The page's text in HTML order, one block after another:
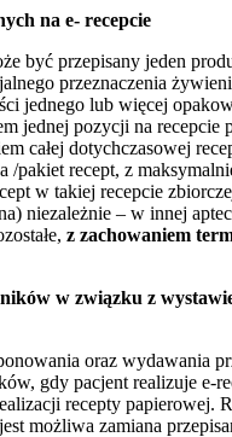
na e- recepcie
być przepisany jeden
przeznaczenia
jednego lub więcej
jednej pozycji na recepcie
całej dotychczasowej
/pakiet recept, z
w takiej recepcie
niezależnie – w innej
z zachowaniem
w związku z
oraz wydawania
gdy pacjent realizuje e-
recepty papierowej.
możliwa zamiana